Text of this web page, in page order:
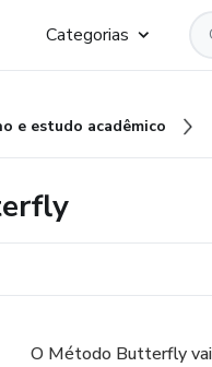
Categorias
e estudo acadêmico
O Método Butterfly vai